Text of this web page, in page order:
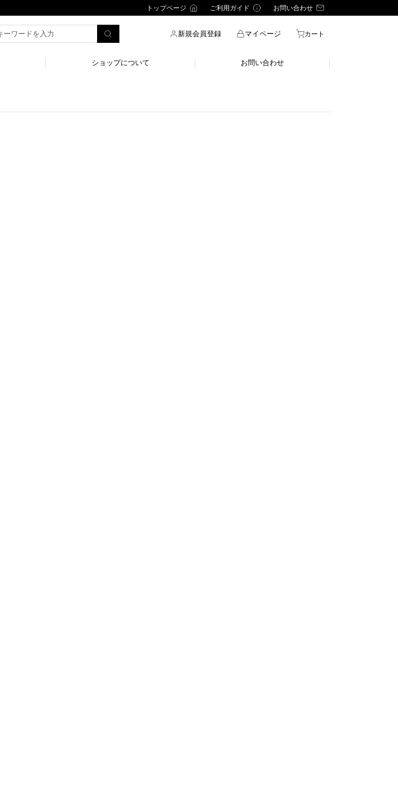
トップページ ご利用ガイド お問い合わせ
新規会員登録 マイページ カート
ショップについて お問い合わせ